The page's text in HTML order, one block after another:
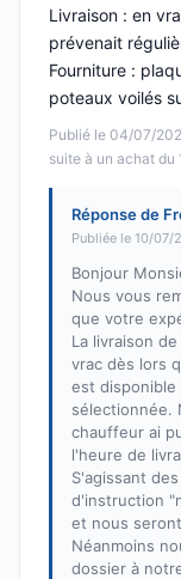
Publié le 04/07/
suite à un achat
Livraison : en
prévenait
Fourniture :
poteaux voilés
Réponse de
Publiée le 10/07/
Bonjour
Nous vous
que votre
La livraison
vrac dès lors
est disponible
sélectionnée.
chauffeur ai
l'heure de
S'agissant
d'instruction
et nous
Néanmoins
dossier à